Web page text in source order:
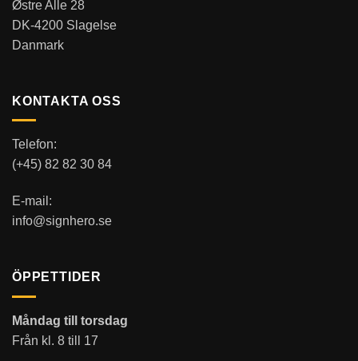
Østre Alle 28
DK-4200 Slagelse
Danmark
KONTAKTA OSS
Telefon:
(+45) 82 82 30 84
E-mail:
info@signhero.se
ÖPPETTIDER
Måndag till torsdag
Från kl. 8 till 17